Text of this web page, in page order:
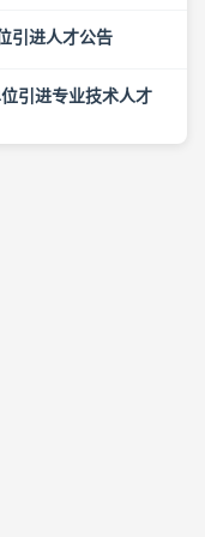
引进人才公告
引进专业技术人才